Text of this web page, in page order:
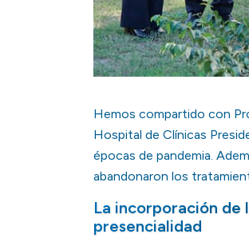
Hemos compartido con
Hospital de Clínicas
épocas de pandemia.
abandonaron los
La incorporación
presencialidad